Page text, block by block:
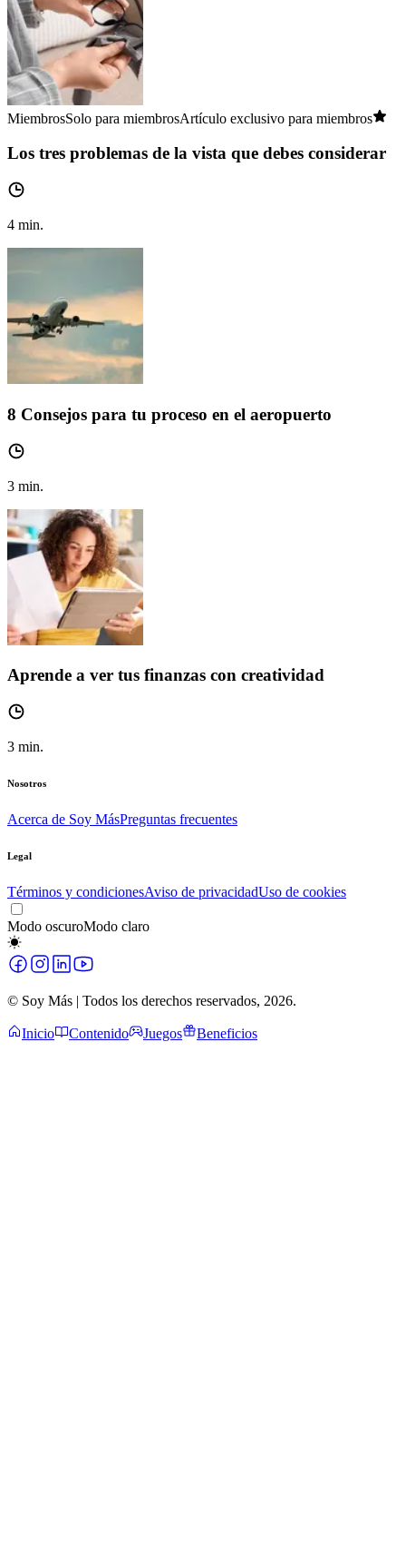
MiembrosSolo para miembrosArtículo exclusivo para miembros
Los tres problemas de la vista que debes considerar
4 min.
8 Consejos para tu proceso en el aeropuerto
3 min.
Aprende a ver tus finanzas con creatividad
3 min.
Nosotros
Acerca de Soy MásPreguntas frecuentes
Legal
Términos y condicionesAviso de privacidadUso de cookies
Modo oscuroModo claro
© Soy Más | Todos los derechos reservados, 2026.
Inicio Contenido Juegos Beneficios